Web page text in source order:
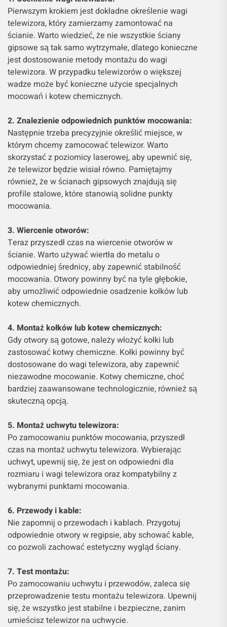
Pierwszym krokiem jest dokładne określenie wagi
telewizora, który zamierzamy zamontować na
ścianie. Warto wiedzieć, że nie wszystkie ściany
gipsowe są tak samo wytrzymałe, dlatego konieczne
jest dostosowanie metody montażu do wagi
telewizora. W przypadku telewizorów o większej
wadze może być konieczne użycie specjalnych
mocowań i kotew chemicznych.
2. Znalezienie odpowiednich punktów mocowania:
Następnie trzeba precyzyjnie określić miejsce, w
którym chcemy zamocować telewizor. Warto
skorzystać z poziomicy laserowej, aby upewnić się,
że telewizor będzie wisiał równo. Pamiętajmy
również, że w ścianach gipsowych znajdują się
profile stalowe, które stanowią solidne punkty
mocowania.
3. Wiercenie otworów:
Teraz przyszedł czas na wiercenie otworów w
ścianie. Warto używać wiertła do metalu o
odpowiedniej średnicy, aby zapewnić stabilność
mocowania. Otwory powinny być na tyle głębokie,
aby umożliwić odpowiednie osadzenie kołków lub
kotew chemicznych.
4. Montaż kołków lub kotew chemicznych:
Gdy otwory są gotowe, należy włożyć kołki lub
zastosować kotwy chemiczne. Kołki powinny być
dostosowane do wagi telewizora, aby zapewnić
niezawodne mocowanie. Kotwy chemiczne, choć
bardziej zaawansowane technologicznie, również są
skuteczną opcją.
5. Montaż uchwytu telewizora:
Po zamocowaniu punktów mocowania, przyszedł
czas na montaż uchwytu telewizora. Wybierając
uchwyt, upewnij się, że jest on odpowiedni dla
rozmiaru i wagi telewizora oraz kompatybilny z
wybranymi punktami mocowania.
6. Przewody i kable:
Nie zapomnij o przewodach i kablach. Przygotuj
odpowiednie otwory w regipsie, aby schować kable,
co pozwoli zachować estetyczny wygląd ściany.
7. Test montażu:
Po zamocowaniu uchwytu i przewodów, zaleca się
przeprowadzenie testu montażu telewizora. Upewnij
się, że wszystko jest stabilne i bezpieczne, zanim
umieścisz telewizor na uchwycie.